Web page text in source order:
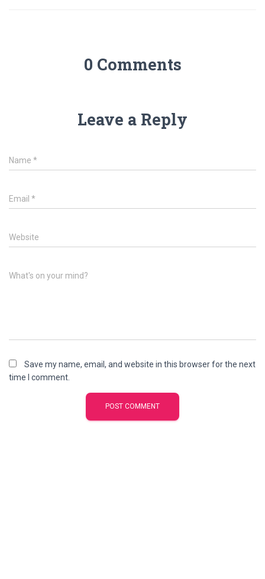
0 Comments
Leave a Reply
Name *
Email *
Website
What's on your mind?
Save my name, email, and website in this browser for the next
time I comment.